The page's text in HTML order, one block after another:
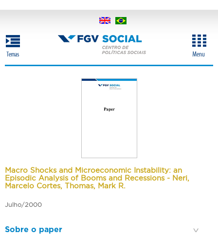
conteúdo
principal
Macro Shocks and Microeconomic Instability: an
Episodic Analysis of Booms and Recessions - Neri,
Marcelo Cortes, Thomas, Mark R.
Julho/2000
Sobre o paper